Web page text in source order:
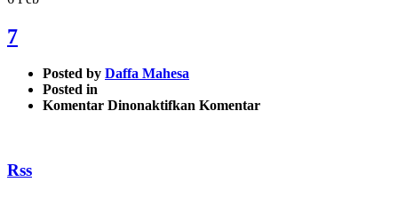
7
Posted by Daffa Mahesa
Posted in
Komentar Dinonaktifkan pada
Komentar
Rss